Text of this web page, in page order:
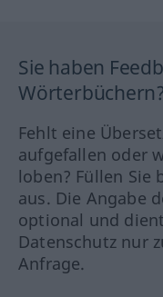
Sie haben
Wörterbüchern?
Fehlt eine
aufgefallen oder
loben? Füllen Sie
aus. Die Angabe
optional und
Datenschutz nur
Anfrage.